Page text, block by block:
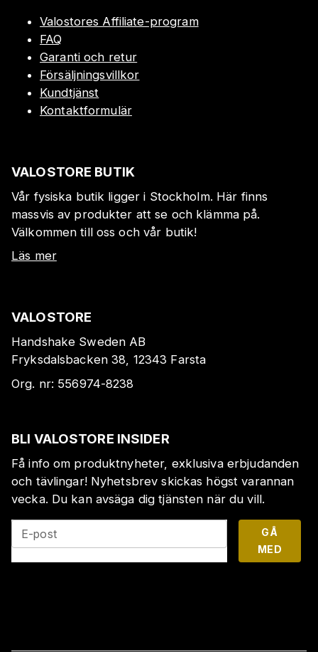
Valostores Affiliate-program
FAQ
Garanti och retur
Försäljningsvillkor
Kundtjänst
Kontaktformulär
VALOSTORE BUTIK
Vår fysiska butik ligger i Stockholm. Här finns
massvis av produkter att se och klämma på.
Välkommen till oss och vår butik!
Läs mer
VALOSTORE
Handshake Sweden AB
Fryksdalsbacken 38, 12343 Farsta
Org. nr: 556974-8238
BLI VALOSTORE INSIDER
Få info om produktnyheter, exklusiva erbjudanden
och tävlingar! Nyhetsbrev skickas högst varannan
vecka. Du kan avsäga dig tjänsten när du vill.
E-post
GÅ
MED